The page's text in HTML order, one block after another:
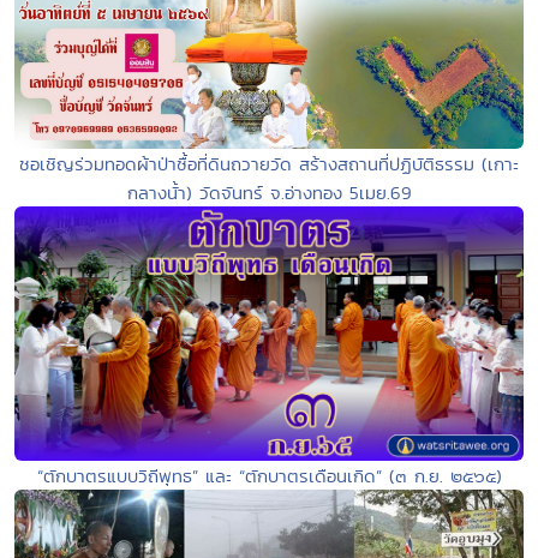
ชอเชิญร่วมทอดผ้าป่าซื้อที่ดินถวายวัด สร้างสถานที่ปฏิบัติธรรม (เกาะ
กลางนั้า) วัดจันทร์ จ.อ่างทอง 5เมย.69
“ตักบาตรแบบวิถีพุทธ” และ “ตักบาตรเดือนเกิด” (๓ ก.ย. ๒๕๖๕)